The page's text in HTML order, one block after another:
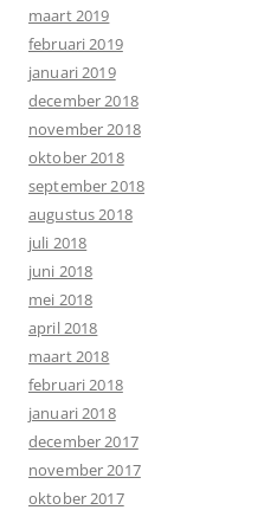
maart 2019
februari 2019
januari 2019
december 2018
november 2018
oktober 2018
september 2018
augustus 2018
juli 2018
juni 2018
mei 2018
april 2018
maart 2018
februari 2018
januari 2018
december 2017
november 2017
oktober 2017